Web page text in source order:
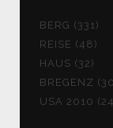
BERG (331)
REISE (48)
HAUS (32)
BREGENZ
USA 2010